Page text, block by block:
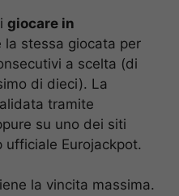
giocare in
la stessa giocata per
a scelta (di
di dieci). La
tramite
su uno dei siti
ufficiale Eurojackpot.
la vincita massima.